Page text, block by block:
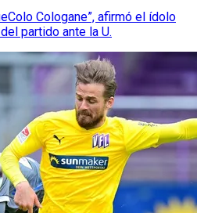
Cologane”, afirmó el ídolo
partido ante la U.